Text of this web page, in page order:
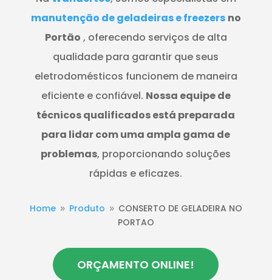
manutenção de geladeiras e freezers no
Portão , oferecendo serviços de alta
qualidade para garantir que seus
eletrodomésticos funcionem de maneira
eficiente e confiável. Nossa equipe de
técnicos qualificados está preparada
para lidar com uma ampla gama de
problemas, proporcionando soluções
rápidas e eficazes.
Home 9 Produto 9 CONSERTO DE GELADEIRA NO
PORTAO
ORÇAMENTO ONLINE!